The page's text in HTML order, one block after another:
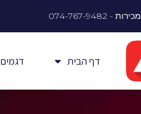
מכירות - 074-767-9482
דף הבית דגמים